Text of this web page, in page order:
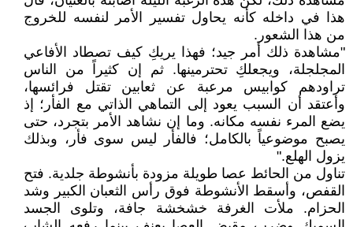
هذا في داخله كأنه يحاول تفسير الأمر لنفسه للخروج
من هذا الشعور.
"مشاهدة ذلك أمر جيد؛ فهذا يريكِ كيف تصطاد الأفاعي
المجلجلة، ويجعلكِ تحترمينها. ثم إن كثيراً من الناس
تراودهم كوابيس مرعبة عن ثعابين تقتل فرائسها،
وأعتقد أن السبب يعود إلى التماهي الذاتي مع الفأر؛ إذ
يضع المرء نفسه مكانه. وما إن نشاهد الأمر بتجرد، حتى
يصبح موضوعياً بالكامل؛ فالفأر ليس سوى فأر، وبذلك
يزول الهلع."
تناول من الحائط عصا طويلة مزودة بأنشوطة جلدية. فتح
القفص، وأسقط الأنشوطة فوق رأس الثعبان الكبير وشد
الحزام. ملأت الغرفة خشخشة جافة، وتلوى الجسد